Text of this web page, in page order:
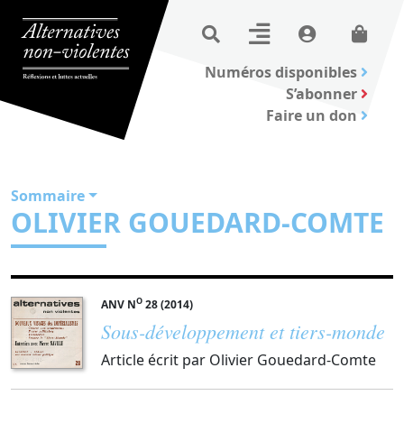
Numéros disponibles
S’abonner
Faire un don
Sommaire
OLIVIER GOUEDARD-COMTE
ANV NO 28 (2014)
Sous-développement et tiers-monde
Article écrit par Olivier Gouedard-Comte